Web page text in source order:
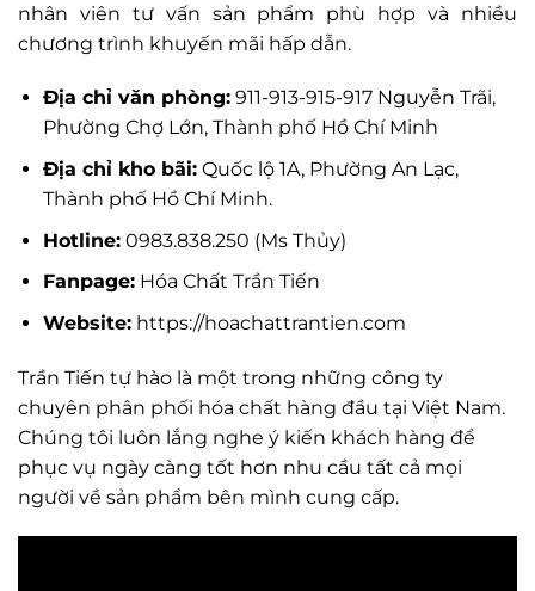
nhân viên tư vấn sản phẩm phù hợp và nhiều
chương trình khuyến mãi hấp dẫn.
Địa chỉ văn phòng:911-913-915-917 Nguyễn Trãi,
Phường Chợ Lớn, Thành phố Hồ Chí Minh
Địa chỉ kho bãi:Quốc lộ 1A, Phường An Lạc,
Thành phố Hồ Chí Minh.
Hotline:0983.838.250 (Ms Thủy)
Fanpage:Hóa Chất Trần Tiến
Website: https://hoachattrantien.com
Trần Tiến tự hào là một trong những công ty
chuyên phân phối hóa chất hàng đầu tại Việt Nam.
Chúng tôi luôn lắng nghe ý kiến khách hàng để
phục vụ ngày càng tốt hơn nhu cầu tất cả mọi
người về sản phẩm bên mình cung cấp.